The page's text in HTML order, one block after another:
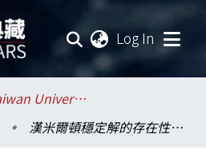
Log In
.National Taiwan University / 國立臺灣大學
漢米爾頓穩定解的存在性、正則性、及其應用